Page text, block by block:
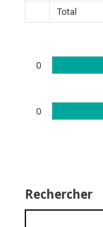
Total
0
0
Rechercher